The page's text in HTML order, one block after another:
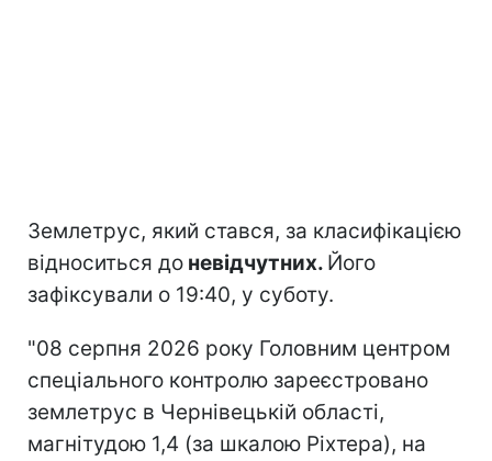
Землетрус, який стався, за класифікацією
відноситься до невідчутних. Його
зафіксували о 19:40, у суботу.
"08 серпня 2026 року Головним центром
спеціального контролю зареєстровано
землетрус в Чернівецькій області,
магнітудою 1,4 (за шкалою Ріхтера), на